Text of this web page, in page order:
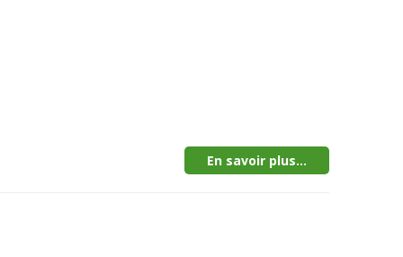
En savoir plus...